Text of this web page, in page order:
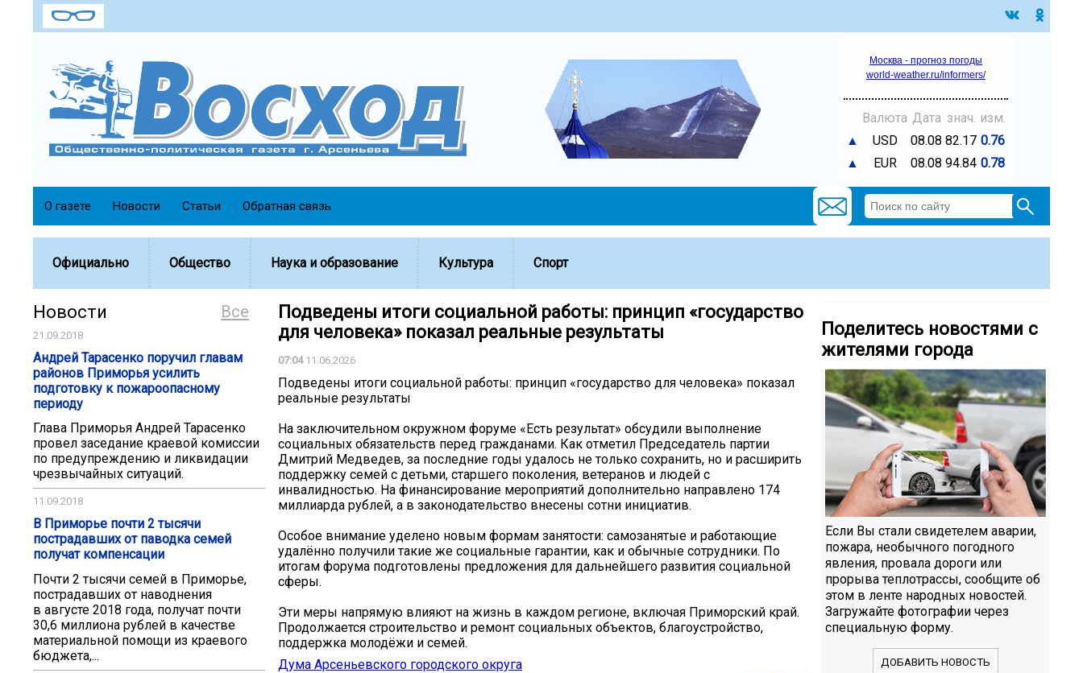
Москва - прогноз погоды
world-weather.ru/informers/
Валюта Дата знач. изм.
▲
USD 08.08 82.17 0.76
▲
EUR 08.08 94.84 0.78
О газете Новости Статьи Обратная связь
Официально Общество Наука и образование Культура Спорт
Все
Новости
21.09.2018
Андрей Тарасенко поручил главам
районов Приморья усилить
подготовку к пожароопасному
периоду
Глава Приморья Андрей Тарасенко
провел заседание краевой комиссии
по предупреждению и ликвидации
чрезвычайных ситуаций.
11.09.2018
В Приморье почти 2 тысячи
пострадавших от паводка семей
получат компенсации
Почти 2 тысячи семей в Приморье,
пострадавших от наводнения
в августе 2018 года, получат почти
30,6 миллиона рублей в качестве
материальной помощи из краевого
бюджета,...
Подведены итоги социальной работы: принцип «государство
для человека» показал реальные результаты
07:0411.06.2026
Подведены итоги социальной работы: принцип «государство для человека» показал
реальные результаты
На заключительном окружном форуме «Есть результат» обсудили выполнение
социальных обязательств перед гражданами. Как отметил Председатель партии
Дмитрий Медведев, за последние годы удалось не только сохранить, но и расширить
поддержку семей с детьми, старшего поколения, ветеранов и людей с
инвалидностью. На финансирование мероприятий дополнительно направлено 174
миллиарда рублей, а в законодательство внесены сотни инициатив.
Особое внимание уделено новым формам занятости: самозанятые и работающие
удалённо получили такие же социальные гарантии, как и обычные сотрудники. По
итогам форума подготовлены предложения для дальнейшего развития социальной
сферы.
Эти меры напрямую влияют на жизнь в каждом регионе, включая Приморский край.
Продолжается строительство и ремонт социальных объектов, благоустройство,
поддержка молодёжи и семей.
Дума Арсеньевского городского округа
Поделитесь новостями с
жителями города
Если Вы стали свидетелем аварии,
пожара, необычного погодного
явления, провала дороги или
прорыва теплотрассы, сообщите об
этом в ленте народных новостей.
Загружайте фотографии через
специальную форму.
ДОБАВИТЬ НОВОСТЬ